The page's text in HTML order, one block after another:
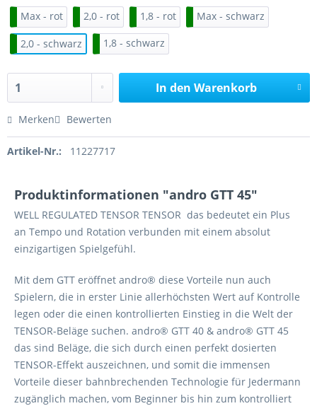
Max - rot
2,0 - rot 1,8 - rot Max - schwarz
2,0 - schwarz 1,8 - schwarz
In den Warenkorb
Merken Bewerten
Artikel-Nr.: 11227717
Produktinformationen "andro GTT 45"
WELL REGULATED TENSOR TENSOR das bedeutet ein Plus
an Tempo und Rotation verbunden mit einem absolut
einzigartigen Spielgefühl.
Mit dem GTT eröffnet andro® diese Vorteile nun auch
Spielern, die in erster Linie allerhöchsten Wert auf Kontrolle
legen oder die einen kontrollierten Einstieg in die Welt der
TENSOR-Beläge suchen. andro® GTT 40 & andro® GTT 45
das sind Beläge, die sich durch einen perfekt dosierten
TENSOR-Effekt auszeichnen, und somit die immensen
Vorteile dieser bahnbrechenden Technologie für Jedermann
zugänglich machen, vom Beginner bis hin zum kontrolliert